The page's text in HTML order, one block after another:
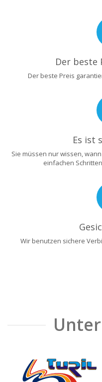
Der beste
Der beste Preis
Es ist
Sie müssen nur wissen,
einfachen
Wir benutzen sichere
❮